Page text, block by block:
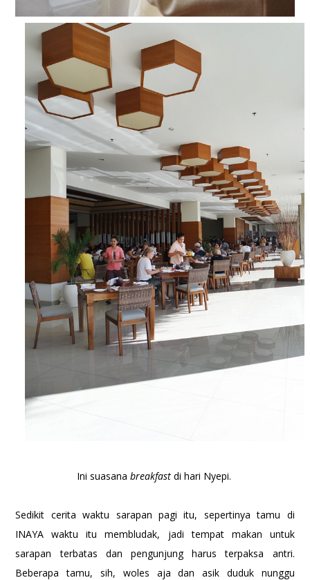
Ini suasana breakfast di hari Nyepi.
Sedikit cerita waktu sarapan pagi itu, sepertinya tamu di
INAYA waktu itu membludak, jadi tempat makan untuk
sarapan terbatas dan pengunjung harus terpaksa antri.
Beberapa tamu, sih, woles aja dan asik duduk nunggu